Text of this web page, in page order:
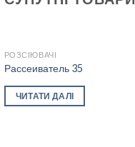
РОЗСІЮВАЧІ
Рассеиватель 35
ЧИТАТИ ДАЛІ